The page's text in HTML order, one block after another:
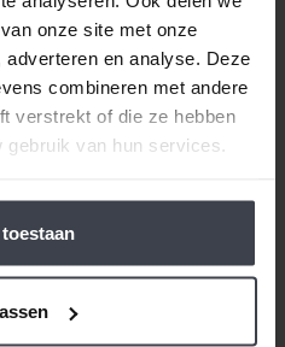
onze site met onze
en analyse. Deze
combineren met andere
verstrekt of die ze hebben
van hun services.
van een frisse
aanvragen